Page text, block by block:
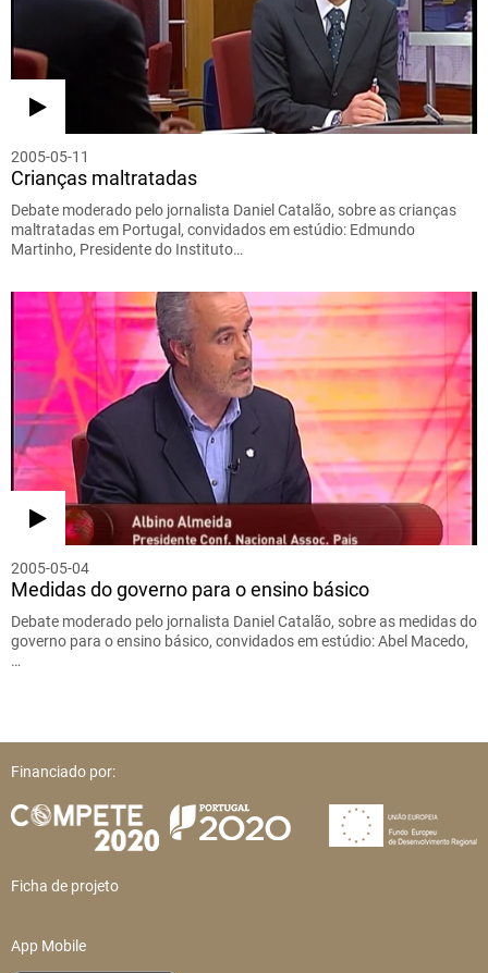
2005-05-11
Crianças maltratadas
Debate moderado pelo jornalista Daniel Catalão, sobre as crianças
maltratadas em Portugal, convidados em estúdio: Edmundo
Martinho, Presidente do Instituto…
2005-05-04
Medidas do governo para o ensino básico
Debate moderado pelo jornalista Daniel Catalão, sobre as medidas do
governo para o ensino básico, convidados em estúdio: Abel Macedo,
…
Financiado por:
Ficha de projeto
App Mobile